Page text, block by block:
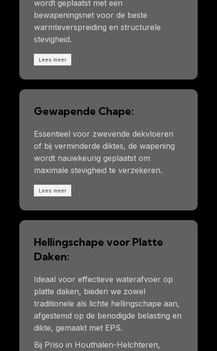
wordt geplaatst met een
bewapeningsnet voor de beste
warmteverspreiding en structurele
stevigheid.
Lees meer
Gewapende Chape:
Essentieel voor zwevende dekvloeren
of bij verminderde diktes, de wapening
wordt nauwkeurig geplaatst om
maximale stevigheid te verzekeren.
Lees meer
Hellingschape voor Platte
Daken:
Ideaal voor effectieve waterafvoer op
platte daken, bieden we zowel
traditionele als lichte hellingschape aan,
afgestemd op de benodigde belasting en
dikte, gemaakt met EPS.
Bij Priso in Houthalen-Helchteren,